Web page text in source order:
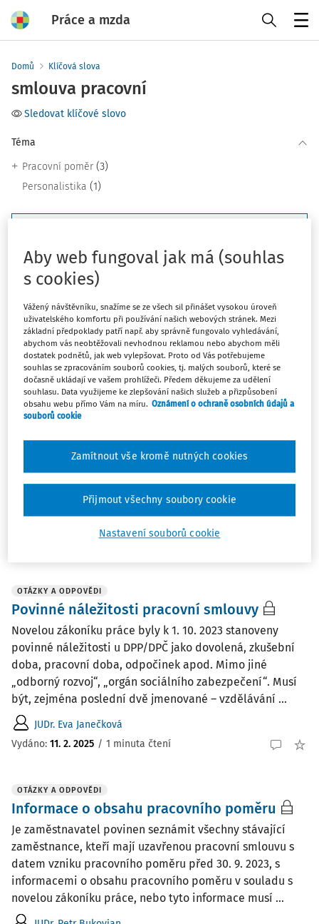
Práce a mzda
Domů Klíčová slova
smlouva pracovní
Sledovat klíčové slovo
Téma
Pracovní poměr (3)
Personalistika (1)
Počet vyhledaných dokumentů:
Nejnovější Nejstarší
OTÁZKY A ODPOVĚDI
Nástup nového ředitele a opětovné
jmenování stávající zástupkyně ředitele
základní školy
jmenována zástupkyně ředitele, do doby než bude na
základě konkurzu jmenován nový ředitel. Nový ředitel
byl jmenován po měsíci, původní zástupkyně školy tedy
vykonávala funkci ředitele jeden měsíc. Nový ...
OTÁZKY A ODPOVĚDI
Povinné náležitosti pracovní smlouvy
Novelou zákoníku práce byly k 1. 10. 2023 stanoveny
povinné náležitosti u DPP/DPČ jako dovolená, zkušební
doba, pracovní doba, odpočinek apod. Mimo jiné
„odborný rozvoj“, „orgán sociálního zabezpečení“. Musí
být, zejména poslední dvě jmenované – vzdělávání ...
JUDr. Eva Janečková
Vydáno: 11. 2. 2025 / 1 minuta čtení
OTÁZKY A ODPOVĚDI
Informace o obsahu pracovního poměru
Je zaměstnavatel povinen seznámit všechny stávající
zaměstnance, kteří mají uzavřenou pracovní smlouvu s
datem vzniku pracovního poměru před 30. 9. 2023, s
informacemi o obsahu pracovního poměru v souladu s
novelou zákoníku práce, nebo tyto informace musí ...
Aby web fungoval jak má (souhlas
s cookies)
Vážený návštěvníku, snažíme se ze všech sil přinášet vysokou úroveň
uživatelského komfortu při používání našich webových stránek. Mezi
základní předpoklady patří např. aby správně fungovalo vyhledávání,
abychom vás neobtěžovali nevhodnou reklamou nebo abychom měli
dostatek podnětů, jak web vylepšovat. Proto od Vás potřebujeme
souhlas se zpracováním souborů cookies, tj. malých souborů, které se
dočasně ukládají ve vašem prohlížeči. Předem děkujeme za udělení
souhlasu. Data využijeme ke zlepšování našich služeb a přizpůsobení
obsahu webu přímo Vám na míru. Oznámení o ochraně osobních údajů a
souborů cookie
Nastavení souborů cookie
Zamítnout vše kromě nutných cookies
Přijmout všechny soubory cookie